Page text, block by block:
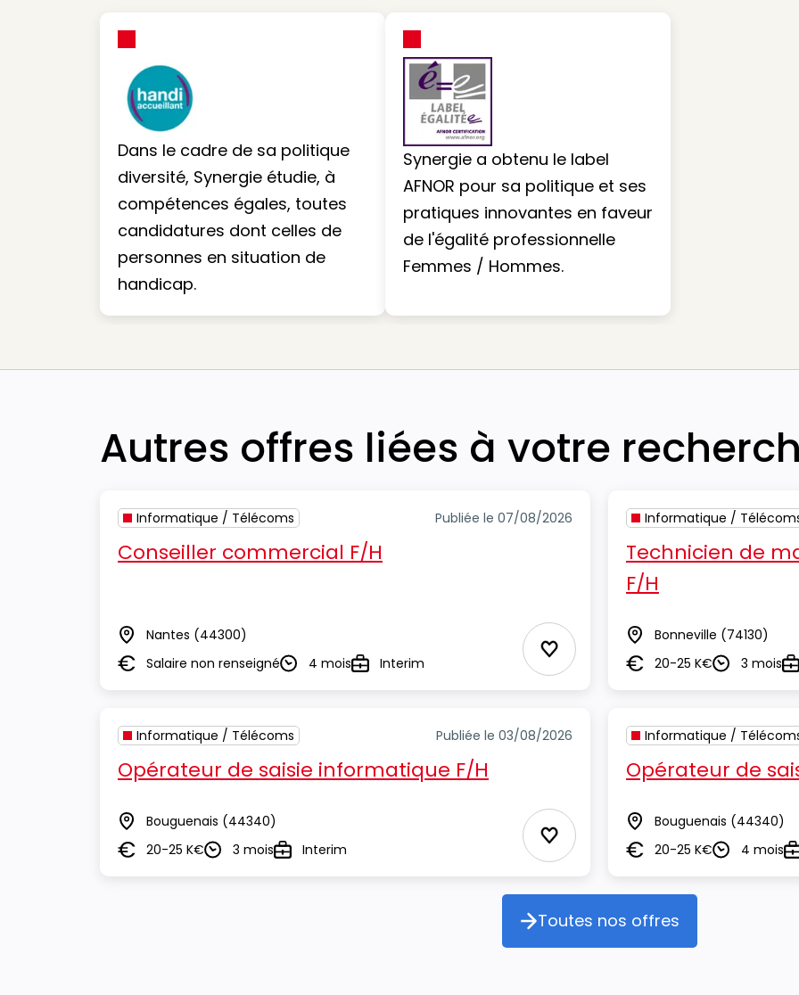
Dans le cadre de sa politique
diversité, Synergie étudie, à
compétences égales, toutes
candidatures dont celles de
personnes en situation de
handicap.
Synergie a obtenu le label
AFNOR pour sa politique et ses
pratiques innovantes en faveur
de l'égalité professionnelle
Femmes / Hommes.
Autres offres liées à votre
Informatique / Télécoms Publiée le 07/08/2026
Conseiller commercial F/H
Lieu Nantes (44300)
SalaireSalaire non renseignéDurée4 moisTypeInterim Ajouter aux Favoris
Informatique /
Technicien de
F/H
Lieu Bonneville (74130)
Salaire20-25 K€Durée3 mois
Informatique / Télécoms Publiée le 03/08/2026
Opérateur de saisie informatique F/H
Lieu Bouguenais (44340)
Salaire20-25 K€Durée3 moisTypeInterim Ajouter aux Favoris
Informatique /
Opérateur de
Lieu Bouguenais (44340)
Salaire20-25 K€Durée4 mois
Toutes nos offres
Toutes nos offres